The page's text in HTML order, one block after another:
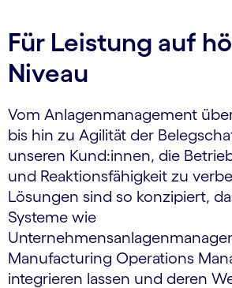
Für Leistung auf
Niveau
Vom Anlagenmanagement
bis hin zu Agilität der
unseren Kund:innen, die
und Reaktionsfähigkeit zu
Lösungen sind so konzipiert,
Systeme wie
Manufacturing Operations
integrieren lassen und deren